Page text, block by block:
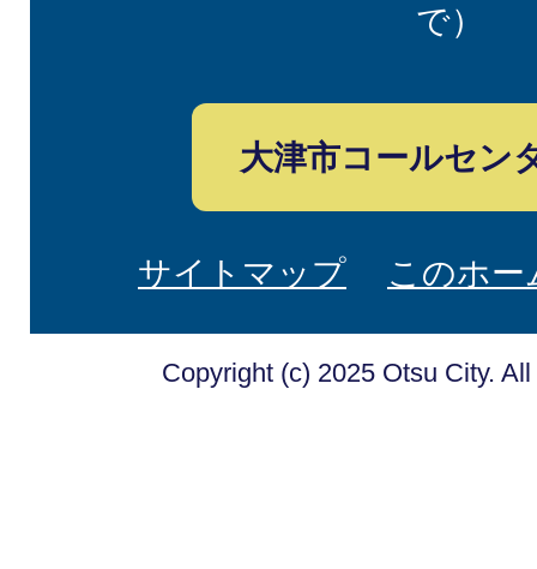
で）
大津市コールセン
サイトマップ このホ
Copyright (c) 2025 Otsu City.